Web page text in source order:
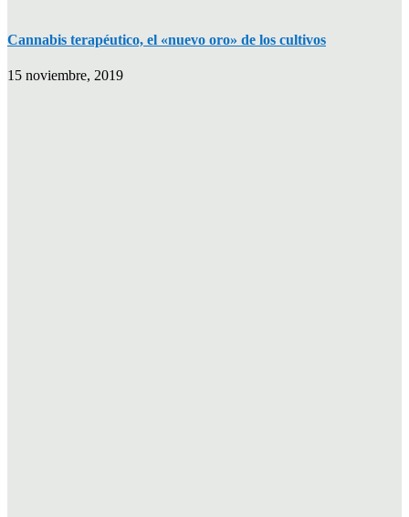
Cannabis terapéutico, el «nuevo oro» de los cultivos
15 noviembre, 2019